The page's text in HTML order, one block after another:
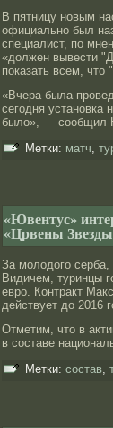
В пятницу новым
официально был
специалист, по
«должен вывести
показать всем,
«Вчера была
сегодня установка
было», — сообщил
Метки: матч,
«Ювентус»
«Црвены
За молοдοго серба,
Видичем, туринцы
еврο. Контракт
действует дο 2016
Отметим, что в
в сοставе
Метки: состав,